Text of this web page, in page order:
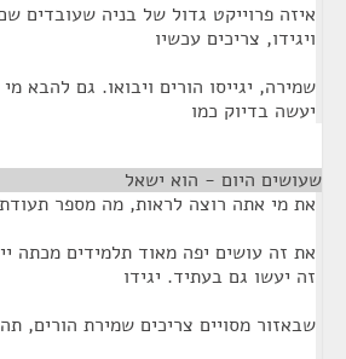
איזה פרוייקט גדול של בניה שעובדים
ויגידו, צריכים עכשיו
שמירה, יגייסו הורים ויבואו. גם להבא
יעשה בדיוק כמו
שעושים היום - הוא ישאל
את מי אתה רוצה לראות, מה מספר
את זה עושים יפה מאוד תלמידים מכתה
זה יעשו גם בעתיד. יגידו
שבאזור מסויים צריכים שמירת הורים,